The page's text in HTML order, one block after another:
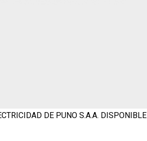
DE PUNO S.A.A. DISPONIBLE